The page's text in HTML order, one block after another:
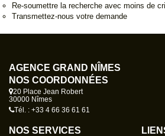
Re-soumettre la recherche avec moins de
Transmettez-nous votre demande
AGENCE GRAND NÎMES
NOS COORDONNÉES
20 Place Jean Robert
30000 Nîmes
Tél. : +33 4 66 36 61 61
NOS SERVICES